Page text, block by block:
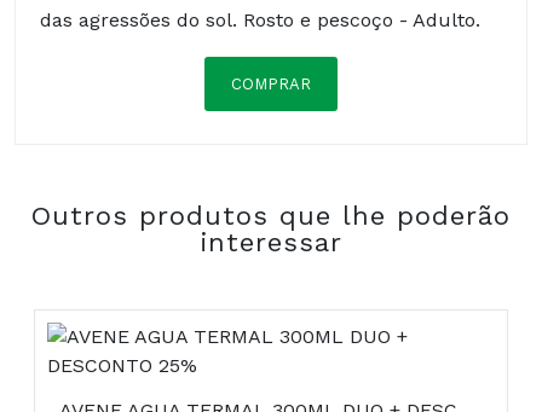
das agressões do sol. Rosto e pescoço - Adulto.
COMPRAR
HAMAMELIS VIRGINIANA (WITCH HAZEL) LEAF
WATER , POTASSIUM CETYL PHOSPHATE, C12-15
BENZOTRIAZOLYL
TETRAMETHYLBUTYLPHENOL, BIS-
ETHYLHEXYLOXYPHENOL METHOXYPHENYL
Outros produtos que lhe poderão
interessar